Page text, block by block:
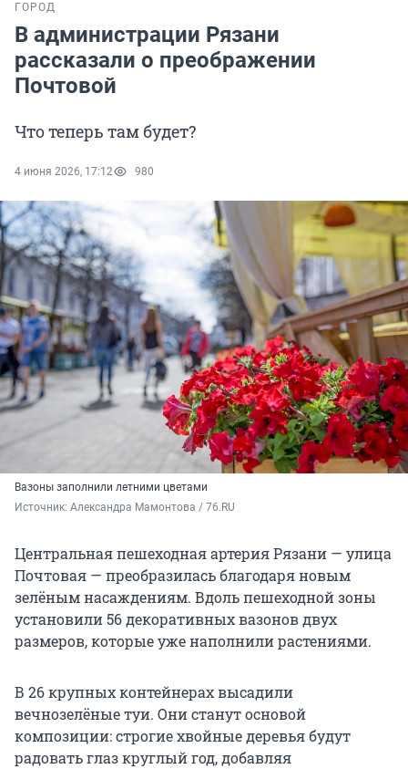
ГОРОД
В администрации Рязани
рассказали о преображении
Почтовой
Что теперь там будет?
4 июня 2026, 17:12 980
Вазоны заполнили летними цветами
Источник: Александра Мамонтова / 76.RU
Центральная пешеходная артерия Рязани — улица
Почтовая — преобразилась благодаря новым
зелёным насаждениям. Вдоль пешеходной зоны
установили 56 декоративных вазонов двух
размеров, которые уже наполнили растениями.
В 26 крупных контейнерах высадили
вечнозелёные туи. Они станут основой
композиции: строгие хвойные деревья будут
радовать глаз круглый год, добавляя